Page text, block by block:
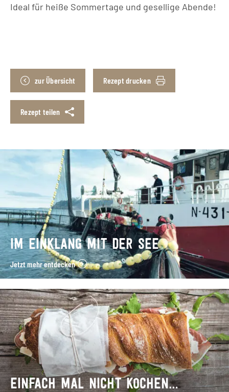
Ideal für heiße Sommertage und gesellige Abende!
zur Übersicht Rezept drucken
Rezept teilen
IM EINKLANG MIT DER SEE
Jetzt mehr entdecken
EINFACH MAL NICHT KOCHEN…